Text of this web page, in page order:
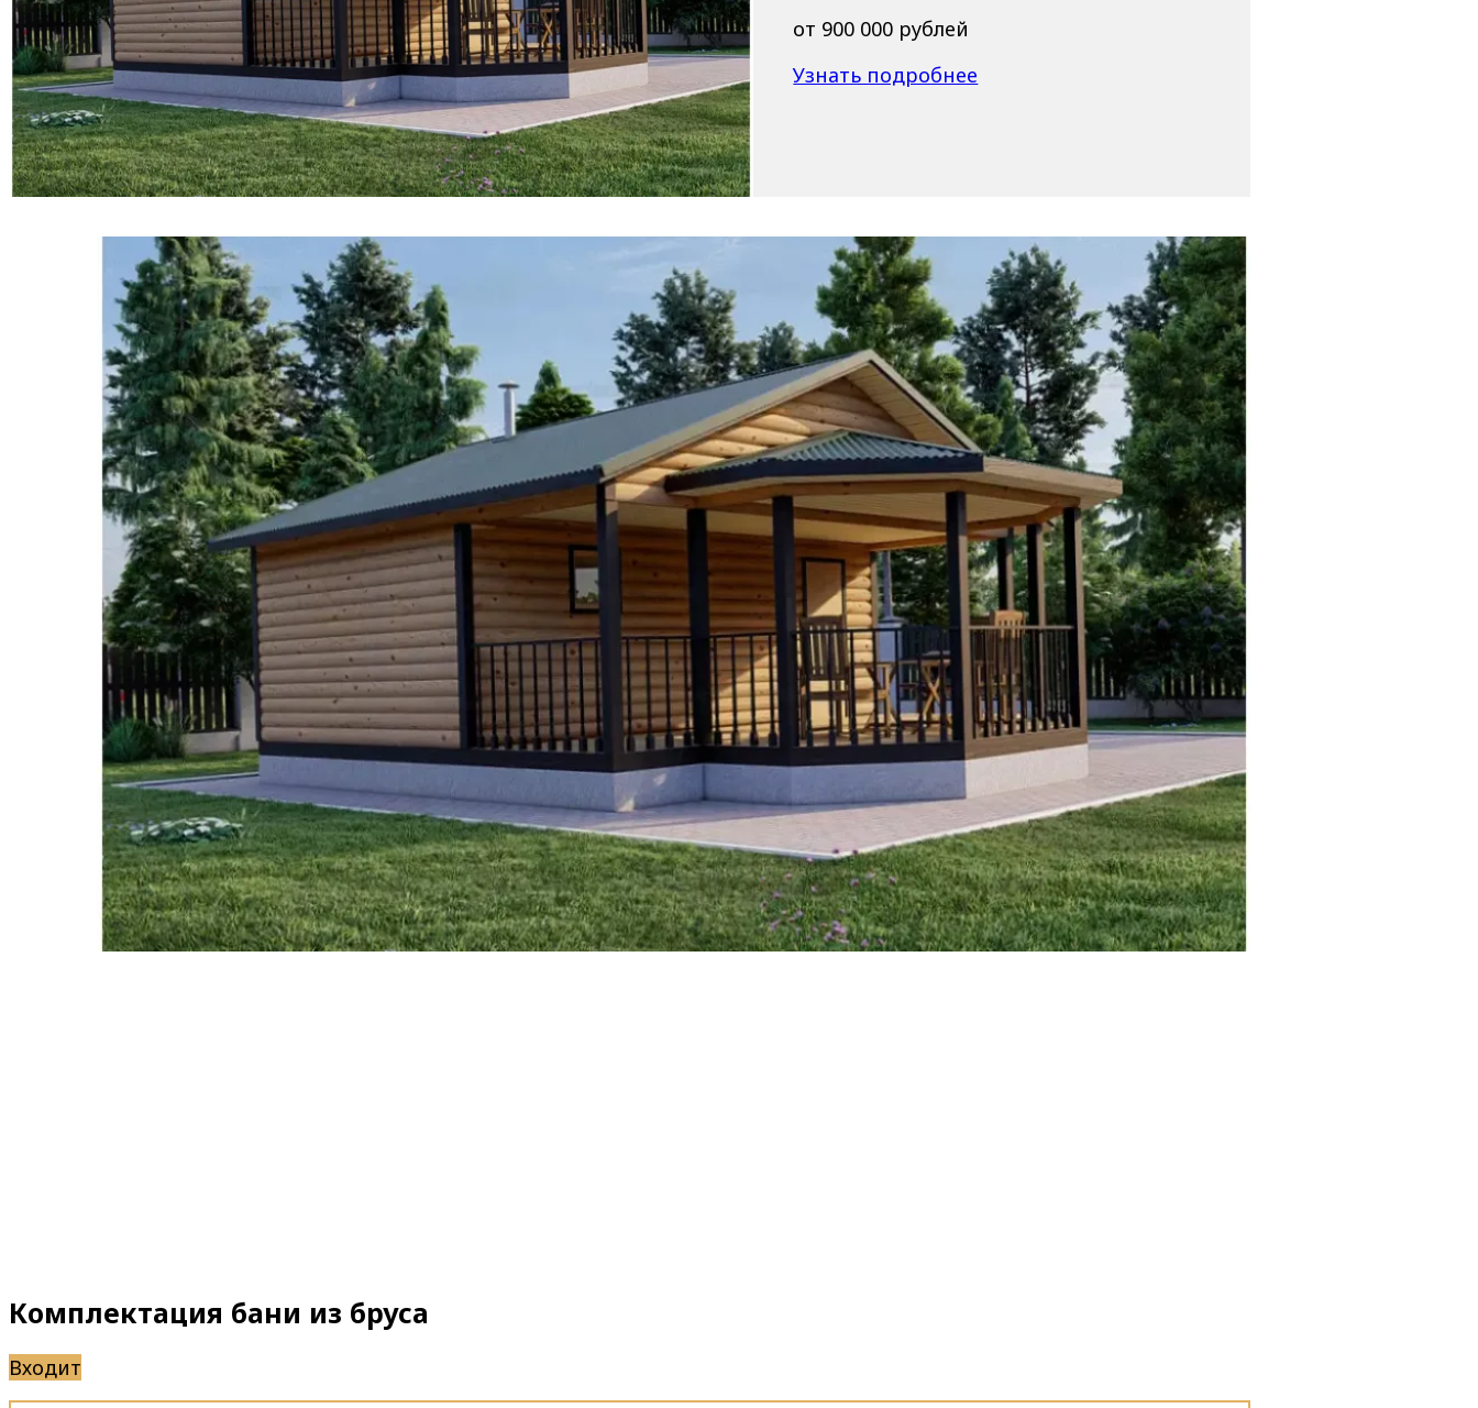
от 900 000 рублей
Узнать подробнее
Комплектация бани из бруса
Входит